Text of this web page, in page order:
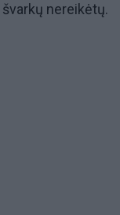
nereikėtų.